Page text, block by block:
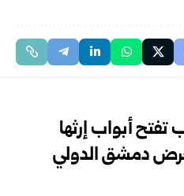
تفتح أبواب إرثها
معرض دمشق الدولي